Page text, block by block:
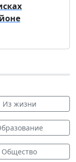
Из жизни
Общество